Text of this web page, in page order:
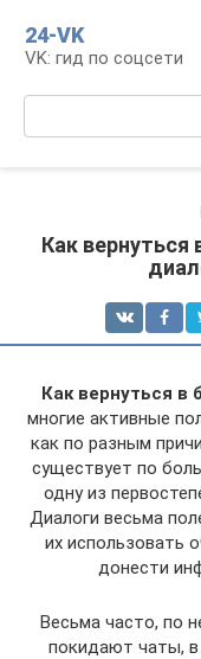
контенту
24-VK
VK: гид по соцсети
Как вернуться
Как вернуться в
многие активные
как по разным
существует по
одну из
Диалоги весьма
их использовать
донести
Весьма часто, по
покидают чаты,